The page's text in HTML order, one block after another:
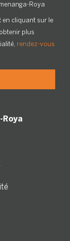
Roya
en cliquant sur le
plus
rendez-vous
Roya